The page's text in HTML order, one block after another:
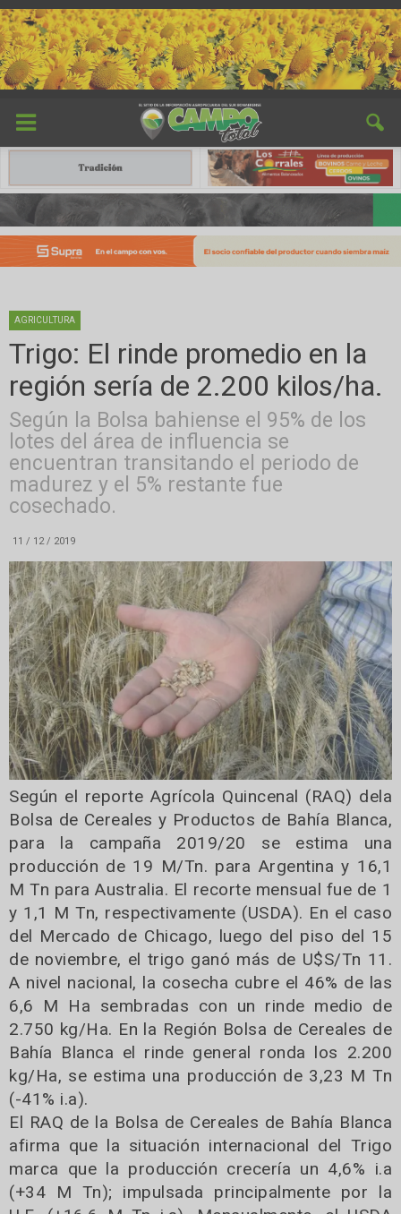
AGRICULTURA
Trigo: El rinde promedio en la
región sería de 2.200 kilos/ha.
Según la Bolsa bahiense el 95% de los
lotes del área de influencia se
encuentran transitando el periodo de
madurez y el 5% restante fue
cosechado.
11 / 12 / 2019
Según el reporte Agrícola Quincenal (RAQ) dela
Bolsa de Cereales y Productos de Bahía Blanca,
para la campaña 2019/20 se estima una
producción de 19 M/Tn. para Argentina y 16,1
M Tn para Australia. El recorte mensual fue de 1
y 1,1 M Tn, respectivamente (USDA). En el caso
del Mercado de Chicago, luego del piso del 15
de noviembre, el trigo ganó más de U$S/Tn 11.
A nivel nacional, la cosecha cubre el 46% de las
6,6 M Ha sembradas con un rinde medio de
2.750 kg/Ha. En la Región Bolsa de Cereales de
Bahía Blanca el rinde general ronda los 2.200
kg/Ha, se estima una producción de 3,23 M Tn
(-41% i.a).
El RAQ de la Bolsa de Cereales de Bahía Blanca
afirma que la situación internacional del Trigo
marca que la producción crecería un 4,6% i.a
(+34 M Tn); impulsada principalmente por la